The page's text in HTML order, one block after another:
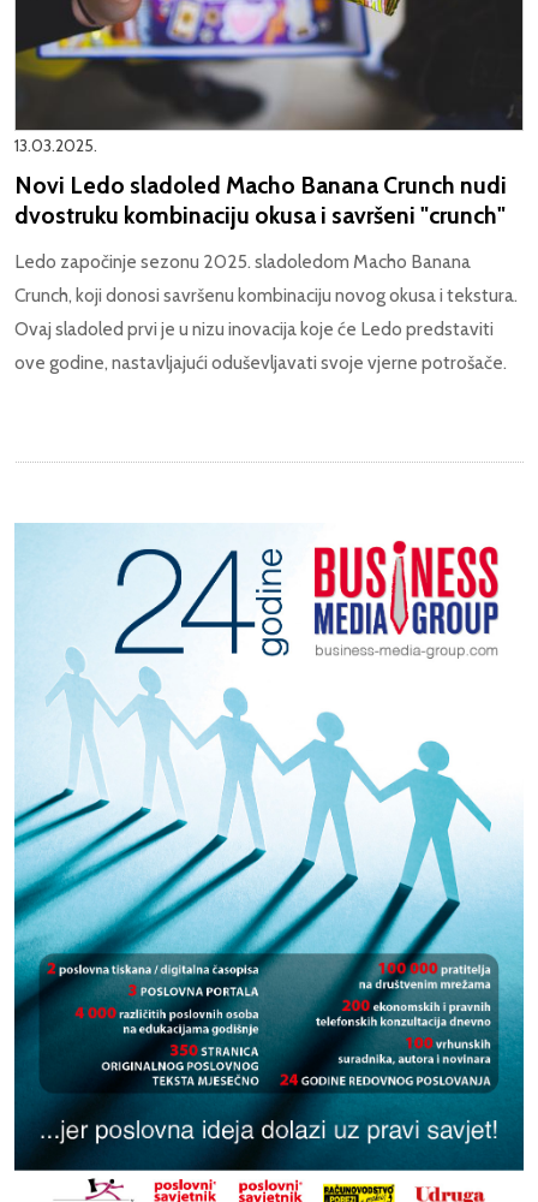
13.03.2025.
Novi Ledo sladoled Macho Banana Crunch nudi
dvostruku kombinaciju okusa i savršeni "crunch"
Ledo započinje sezonu 2025. sladoledom Macho Banana
Crunch, koji donosi savršenu kombinaciju novog okusa i tekstura.
Ovaj sladoled prvi je u nizu inovacija koje će Ledo predstaviti
ove godine, nastavljajući oduševljavati svoje vjerne potrošače.